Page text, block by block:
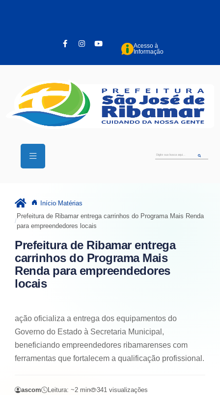
Acesso à
Informação
Início Matérias
Prefeitura de Ribamar entrega carrinhos do Programa Mais Renda
para empreendedores locais
Prefeitura de Ribamar entrega
carrinhos do Programa Mais
Renda para empreendedores
locais
ação oficializa a entrega dos equipamentos do
Governo do Estado à Secretaria Municipal,
beneficiando empreendedores ribamarenses com
ferramentas que fortalecem a qualificação profissional.
ascom Leitura: ~2 min 341 visualizações